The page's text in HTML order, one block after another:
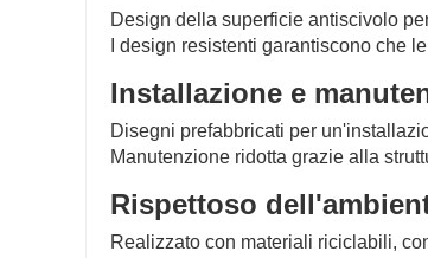
Design della superficie antiscivolo
I design resistenti garantiscono che
Installazione e
Disegni prefabbricati per
Manutenzione ridotta grazie alla
Rispettoso
Realizzato con materiali riciclabili,